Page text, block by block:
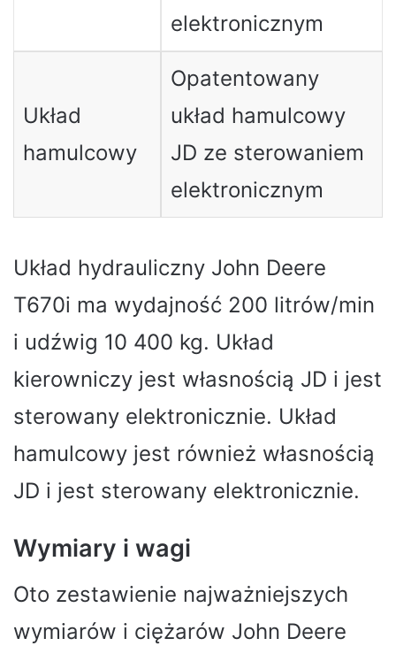
elektronicznym
Układ
hamulcowy
Opatentowany
układ hamulcowy
JD ze sterowaniem
elektronicznym
Układ hydrauliczny John Deere
T670i ma wydajność 200 litrów/min
i udźwig 10 400 kg. Układ
kierowniczy jest własnością JD i jest
sterowany elektronicznie. Układ
hamulcowy jest również własnością
JD i jest sterowany elektronicznie.
Wymiary i wagi
Oto zestawienie najważniejszych
wymiarów i ciężarów John Deere